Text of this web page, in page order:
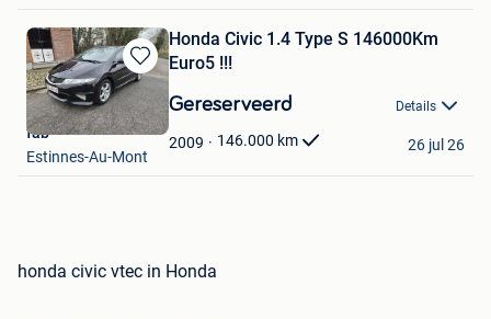
Bewaren
in
Mijn
Favorieten
Honda Civic 1.4 Type S 146000Km
Euro5 !!!
Gereserveerd Details
2009 146.000 km
fab
Estinnes-Au-Mont
26 jul 26
honda civic vtec in Honda